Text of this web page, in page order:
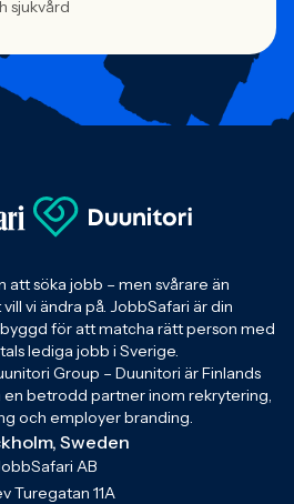
sjukvård
att söka jobb – men svårare än
vi ändra på. JobbSafari är din
för att matcha rätt person med
lediga jobb i Sverige.
Group – Duunitori är Finlands
betrodd partner inom rekrytering,
och employer branding.
Sweden
AB
Turegatan 11A